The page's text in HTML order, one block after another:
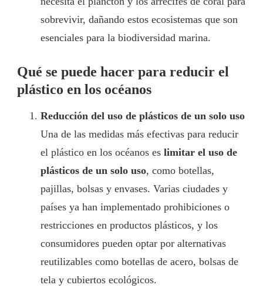
sobrevivir, dañando estos ecosistemas que son
esenciales para la biodiversidad marina.
Qué se puede hacer para reducir el
plástico en los océanos
Reducción del uso de plásticos de un solo uso
Una de las medidas más efectivas para reducir
el plástico en los océanos es limitar el uso de
plásticos de un solo uso, como botellas,
pajillas, bolsas y envases. Varias ciudades y
países ya han implementado prohibiciones o
restricciones en productos plásticos, y los
consumidores pueden optar por alternativas
reutilizables como botellas de acero, bolsas de
tela y cubiertos ecológicos.